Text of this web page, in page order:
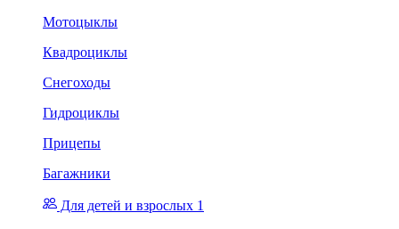
Мотоцыклы
Квадроциклы
Снегоходы
Гидроциклы
Прицепы
Багажники
Для детей и взрослых 1